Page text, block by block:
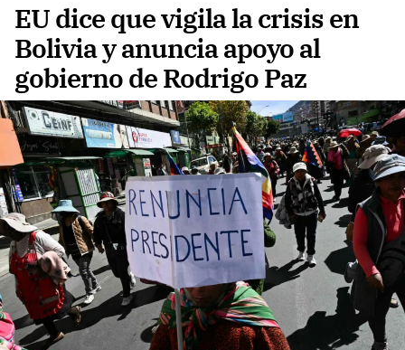
EU dice que vigila la crisis en
Bolivia y anuncia apoyo al
gobierno de Rodrigo Paz